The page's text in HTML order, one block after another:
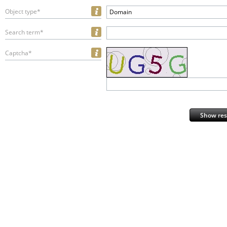
Object type* Domain
Search term*
Captcha*